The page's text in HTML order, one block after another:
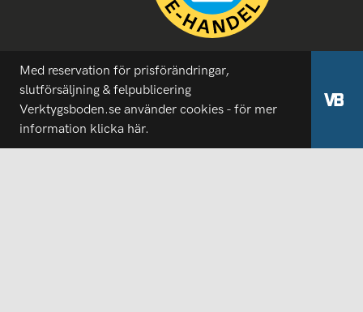
Med reservation för prisförändringar,
slutförsäljning & felpublicering
Verktygsboden.se använder cookies - för mer
information klicka här.